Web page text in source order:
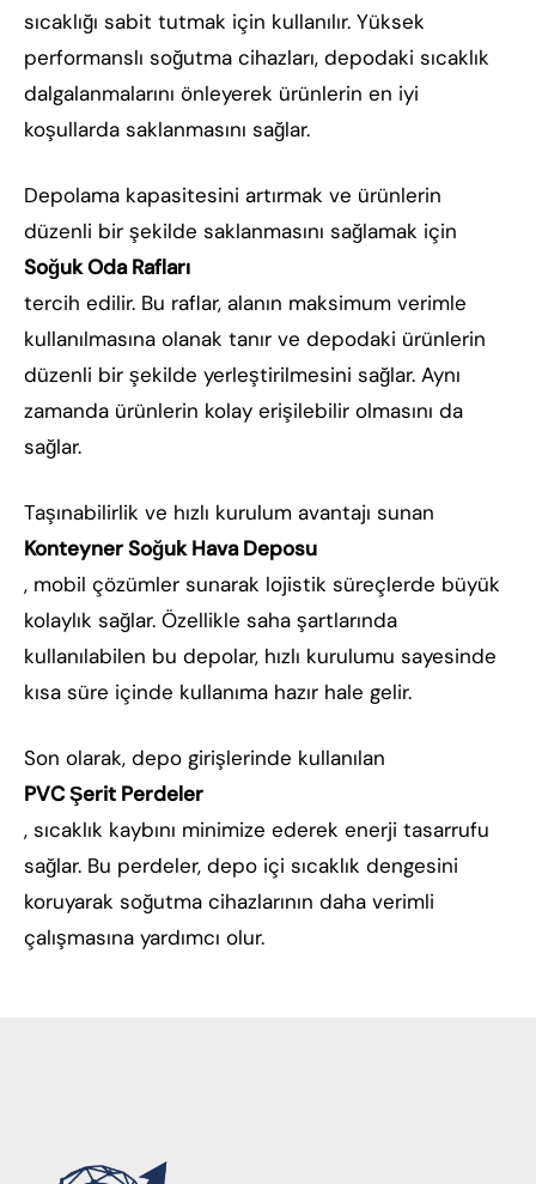
sıcaklığı sabit tutmak için kullanılır. Yüksek
performanslı soğutma cihazları, depodaki sıcaklık
dalgalanmalarını önleyerek ürünlerin en iyi
koşullarda saklanmasını sağlar.
Depolama kapasitesini artırmak ve ürünlerin
düzenli bir şekilde saklanmasını sağlamak için
Soğuk Oda Rafları
tercih edilir. Bu raflar, alanın maksimum verimle
kullanılmasına olanak tanır ve depodaki ürünlerin
düzenli bir şekilde yerleştirilmesini sağlar. Aynı
zamanda ürünlerin kolay erişilebilir olmasını da
sağlar.
Taşınabilirlik ve hızlı kurulum avantajı sunan
Konteyner Soğuk Hava Deposu
, mobil çözümler sunarak lojistik süreçlerde büyük
kolaylık sağlar. Özellikle saha şartlarında
kullanılabilen bu depolar, hızlı kurulumu sayesinde
kısa süre içinde kullanıma hazır hale gelir.
Son olarak, depo girişlerinde kullanılan
PVC Şerit Perdeler
, sıcaklık kaybını minimize ederek enerji tasarrufu
sağlar. Bu perdeler, depo içi sıcaklık dengesini
koruyarak soğutma cihazlarının daha verimli
çalışmasına yardımcı olur.